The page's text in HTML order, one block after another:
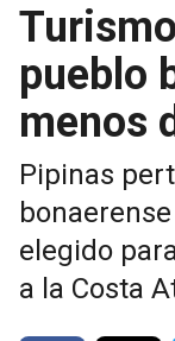
pueblo
menos
Pipinas
elegido
a la Costa